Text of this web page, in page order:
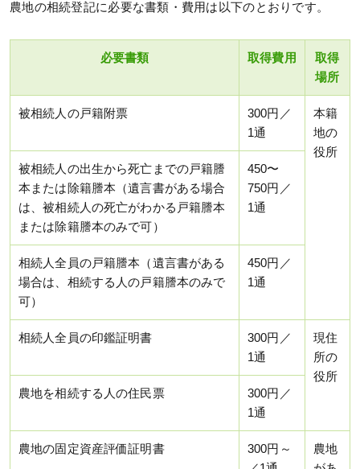
農地の相続登記に必要な書類・費用は以下のとおりです。
必要書類 取得費用
取得
場所
被相続人の戸籍附票
300円／
1通
本籍
地の
役所
被相続人の出生から死亡までの戸籍謄
本または除籍謄本（遺言書がある場合
は、被相続人の死亡がわかる戸籍謄本
または除籍謄本のみで可）
450〜
750円／
1通
相続人全員の戸籍謄本（遺言書がある
場合は、相続する人の戸籍謄本のみで
可）
450円／
1通
相続人全員の印鑑証明書
300円／
1通
現住
所の
役所
農地を相続する人の住民票
300円／
1通
農地の固定資産評価証明書
300円～
農地